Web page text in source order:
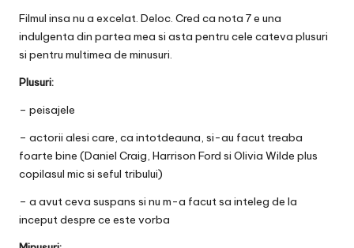
O
nl
in
e
Filmul insa nu a excelat. Deloc. Cred ca nota 7 e una
indulgenta din partea mea si asta pentru cele cateva plusuri
si pentru multimea de minusuri.
Plusuri:
– peisajele
– actorii alesi care, ca intotdeauna, si-au facut treaba
foarte bine (Daniel Craig, Harrison Ford si Olivia Wilde plus
copilasul mic si seful tribului)
– a avut ceva suspans si nu m-a facut sa inteleg de la
inceput despre ce este vorba